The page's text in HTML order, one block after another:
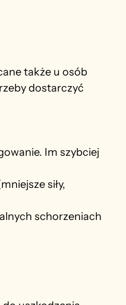
także u osób
dostarczyć
Im szybciej
siły,
schorzeniach